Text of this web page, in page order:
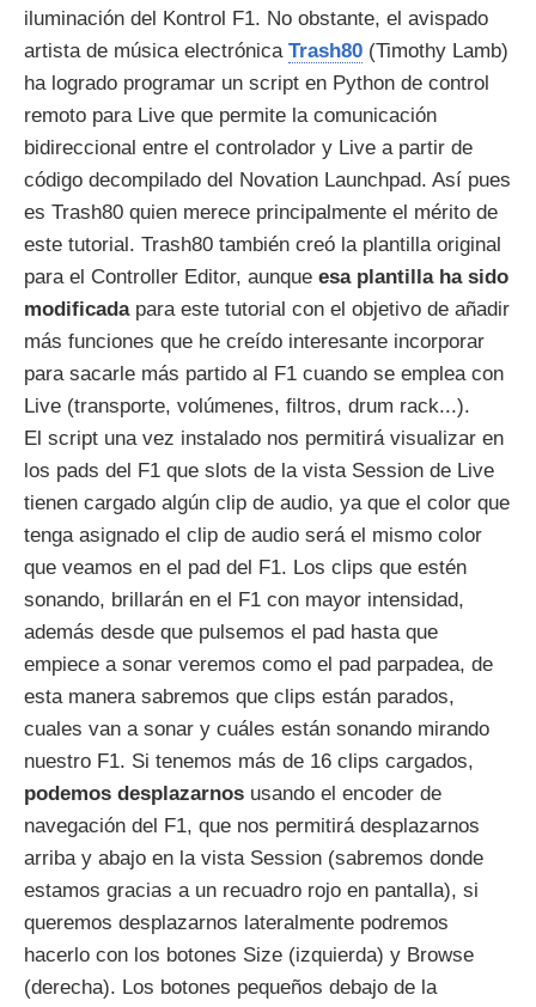
iluminación del Kontrol F1. No obstante, el avispado
artista de música electrónica Trash80 (Timothy Lamb)
ha logrado programar un script en Python de control
remoto para Live que permite la comunicación
bidireccional entre el controlador y Live a partir de
código decompilado del Novation Launchpad. Así pues
es Trash80 quien merece principalmente el mérito de
este tutorial. Trash80 también creó la plantilla original
para el Controller Editor, aunque esa plantilla ha sido
modificadapara este tutorial con el objetivo de añadir
más funciones que he creído interesante incorporar
para sacarle más partido al F1 cuando se emplea con
Live (transporte, volúmenes, filtros, drum rack...).
El script una vez instalado nos permitirá visualizar en
los pads del F1 que slots de la vista Session de Live
tienen cargado algún clip de audio, ya que el color que
tenga asignado el clip de audio será el mismo color
que veamos en el pad del F1. Los clips que estén
sonando, brillarán en el F1 con mayor intensidad,
además desde que pulsemos el pad hasta que
empiece a sonar veremos como el pad parpadea, de
esta manera sabremos que clips están parados,
cuales van a sonar y cuáles están sonando mirando
nuestro F1. Si tenemos más de 16 clips cargados,
podemos desplazarnos usando el encoder de
navegación del F1, que nos permitirá desplazarnos
arriba y abajo en la vista Session (sabremos donde
estamos gracias a un recuadro rojo en pantalla), si
queremos desplazarnos lateralmente podremos
hacerlo con los botones Size (izquierda) y Browse
(derecha). Los botones pequeños debajo de la